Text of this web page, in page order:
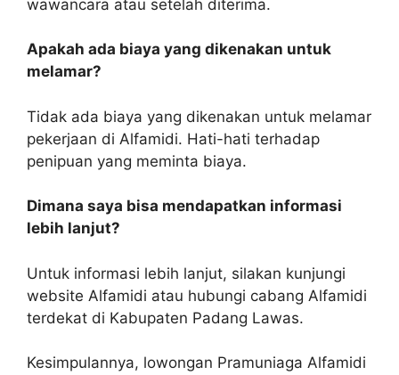
wawancara atau setelah diterima.
Apakah ada biaya yang dikenakan untuk
melamar?
Tidak ada biaya yang dikenakan untuk melamar
pekerjaan di Alfamidi. Hati-hati terhadap
penipuan yang meminta biaya.
Dimana saya bisa mendapatkan informasi
lebih lanjut?
Untuk informasi lebih lanjut, silakan kunjungi
website Alfamidi atau hubungi cabang Alfamidi
terdekat di Kabupaten Padang Lawas.
Kesimpulannya, lowongan Pramuniaga Alfamidi